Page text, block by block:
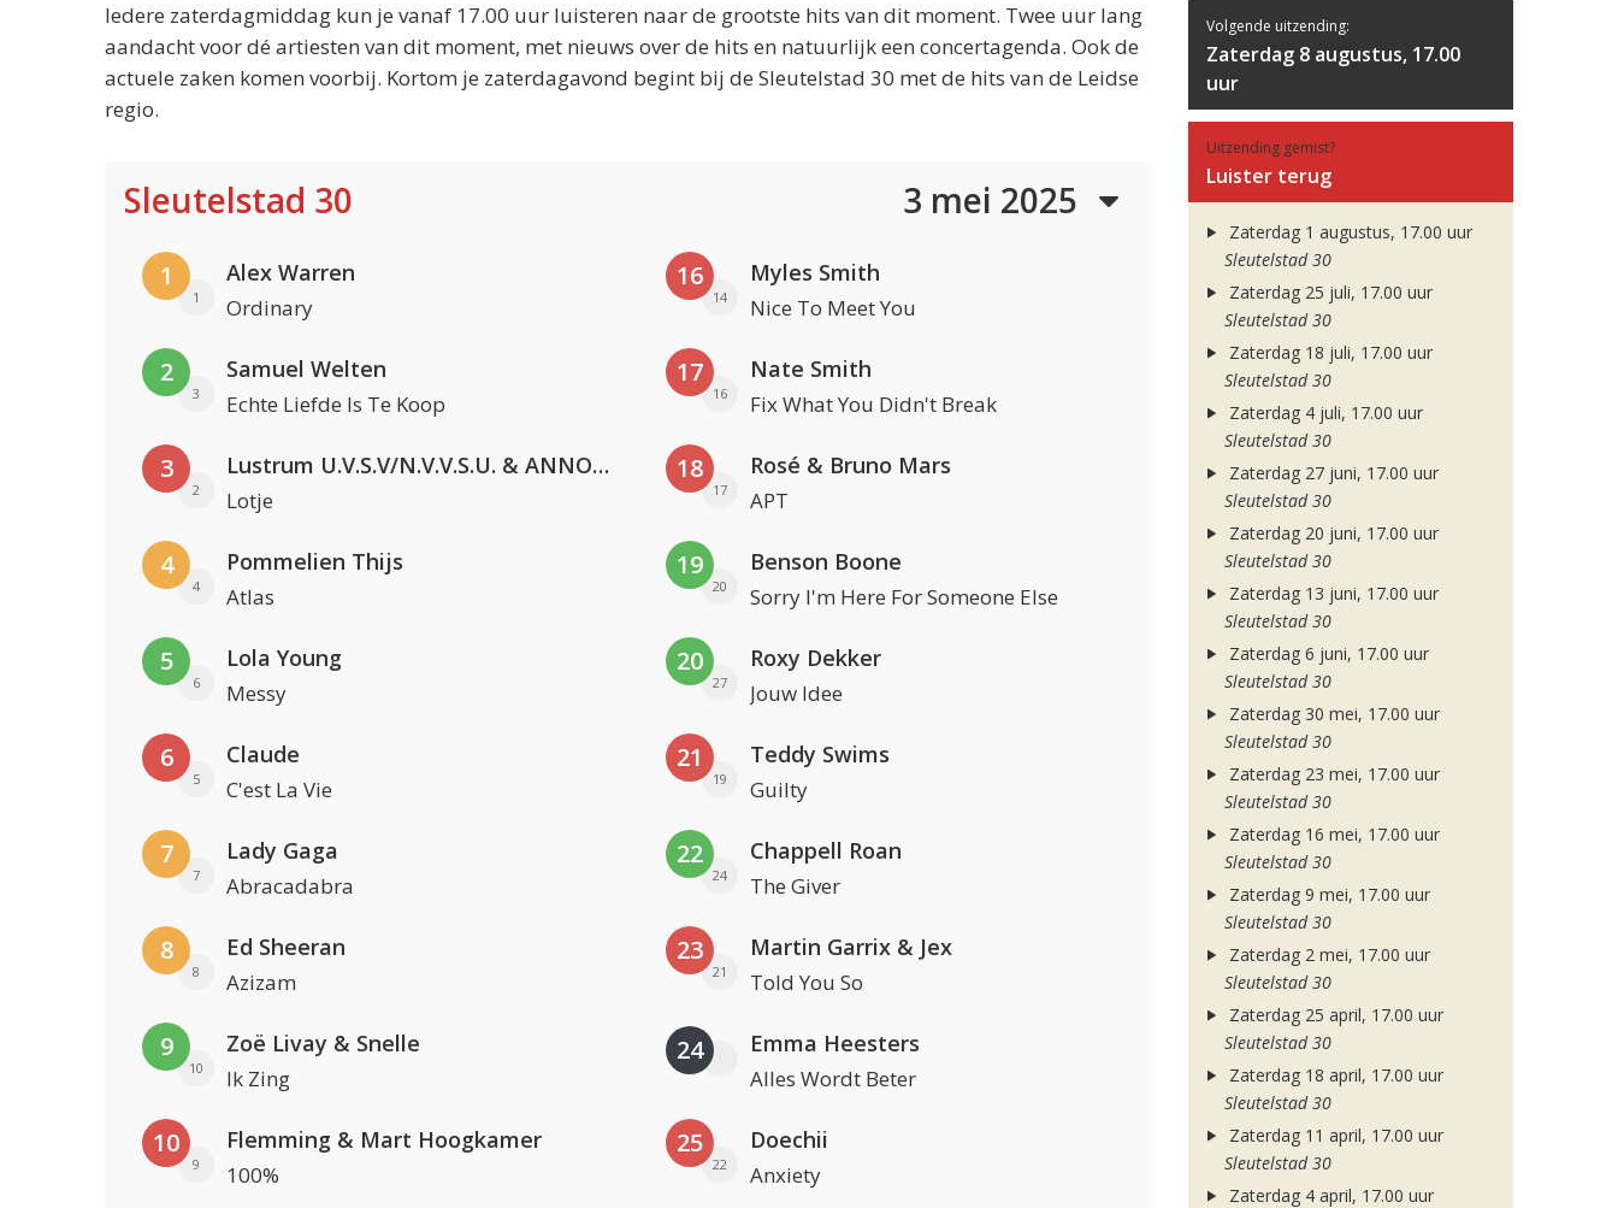
Iedere zaterdagmiddag kun je vanaf 17.00 uur luisteren naar de grootste hits van dit moment. Twee uur lang
aandacht voor dé artiesten van dit moment, met nieuws over de hits en natuurlijk een concertagenda. Ook de
actuele zaken komen voorbij. Kortom je zaterdagavond begint bij de Sleutelstad 30 met de hits van de Leidse
regio.
Sleutelstad 30 3 mei 2025
1
1
Alex Warren
Ordinary
2
3
Samuel Welten
Echte Liefde Is Te Koop
3
2
Lustrum U.V.S.V/N.V.V.S.U. & ANNO ONS & Jopke van Dobbenburgh & Roeland Beelen
Lotje
4
4
Pommelien Thijs
Atlas
5
6
Lola Young
Messy
6
5
Claude
C'est La Vie
7
7
Lady Gaga
Abracadabra
8
8
Ed Sheeran
Azizam
9
10
Zoë Livay & Snelle
Ik Zing
10
9
Flemming & Mart Hoogkamer
100%
16
14
Myles Smith
Nice To Meet You
17
16
Nate Smith
Fix What You Didn't Break
18
17
Rosé & Bruno Mars
APT
19
20
Benson Boone
Sorry I'm Here For Someone Else
20
27
Roxy Dekker
Jouw Idee
21
19
Teddy Swims
Guilty
22
24
Chappell Roan
The Giver
23
21
Martin Garrix & Jex
Told You So
24 Emma Heesters
Alles Wordt Beter
25
22
Doechii
Anxiety
Volgende uitzending:
Zaterdag 8 augustus, 17.00
uur
Uitzending gemist?
Luister terug
Zaterdag 1 augustus, 17.00 uur
Sleutelstad 30
Zaterdag 25 juli, 17.00 uur
Sleutelstad 30
Zaterdag 18 juli, 17.00 uur
Sleutelstad 30
Zaterdag 4 juli, 17.00 uur
Sleutelstad 30
Zaterdag 27 juni, 17.00 uur
Sleutelstad 30
Zaterdag 20 juni, 17.00 uur
Sleutelstad 30
Zaterdag 13 juni, 17.00 uur
Sleutelstad 30
Zaterdag 6 juni, 17.00 uur
Sleutelstad 30
Zaterdag 30 mei, 17.00 uur
Sleutelstad 30
Zaterdag 23 mei, 17.00 uur
Sleutelstad 30
Zaterdag 16 mei, 17.00 uur
Sleutelstad 30
Zaterdag 9 mei, 17.00 uur
Sleutelstad 30
Zaterdag 2 mei, 17.00 uur
Sleutelstad 30
Zaterdag 25 april, 17.00 uur
Sleutelstad 30
Zaterdag 18 april, 17.00 uur
Sleutelstad 30
Zaterdag 11 april, 17.00 uur
Sleutelstad 30
Zaterdag 4 april, 17.00 uur